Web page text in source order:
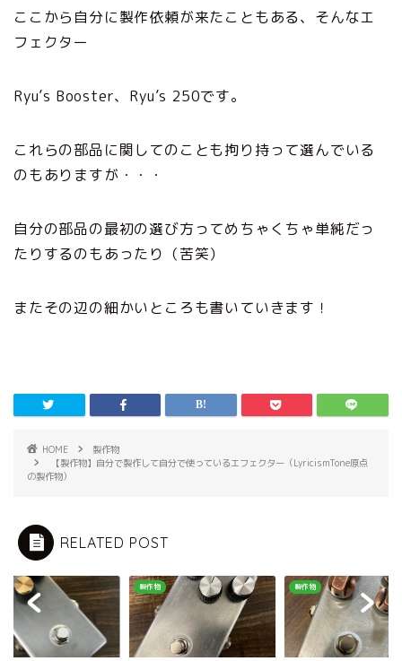
ここから自分に製作依頼が来たこともある、そんなエ
フェクター
Ryu’s Booster、Ryu’s 250です。
これらの部品に関してのことも拘り持って選んでいる
のもありますが・・・
自分の部品の最初の選び方ってめちゃくちゃ単純だっ
たりするのもあったり（苦笑）
またその辺の細かいところも書いていきます！
HOME
製作物
【製作物】自分で製作して自分で使っているエフェクター（LyricismTone原点
の製作物）
RELATED POST
製作物 製作物